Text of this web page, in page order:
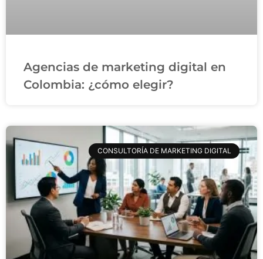
Agencias de marketing digital en
Colombia: ¿cómo elegir?
CONSULTORÍA DE MARKETING DIGITAL